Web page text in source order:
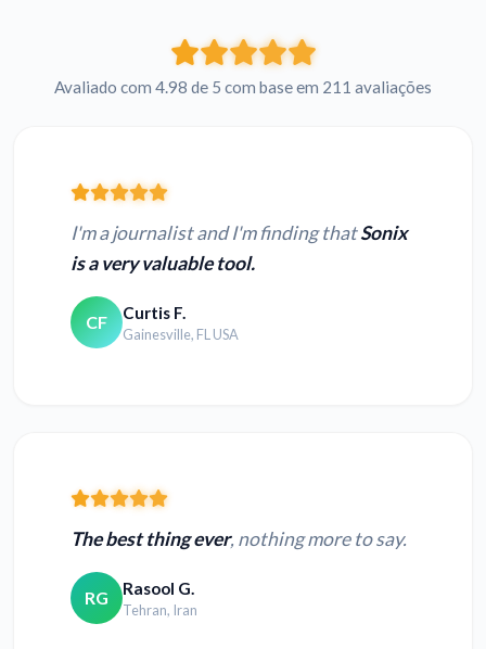
Avaliado com 4.98 de 5 com base em 211 avaliações
I'm a journalist and I'm finding thatSonix
is a very valuable tool.
CF Curtis F.
Gainesville, FL USA
The best thing ever, nothing more to say.
RG Rasool G.
Tehran, Iran